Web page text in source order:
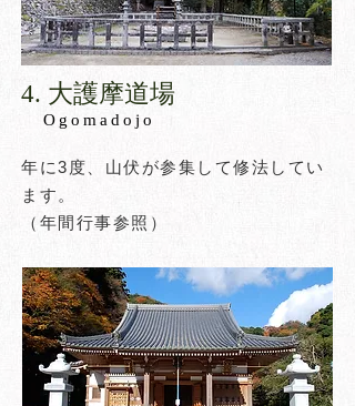
​4. 大護摩道場​
​Og omadojo
年に3度、山伏が参集して修法してい
ます。
（年間行事参照）